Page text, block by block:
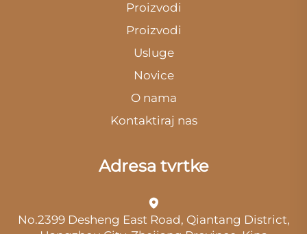
Proizvodi
Proizvodi
Usluge
Novice
O nama
Kontaktiraj nas
Adresa tvrtke
No.2399 Desheng East Road, Qiantang District,